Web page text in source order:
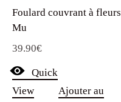
Foulard couvrant à fleurs
Mu
39.90€
Quick
View
Ajouter au